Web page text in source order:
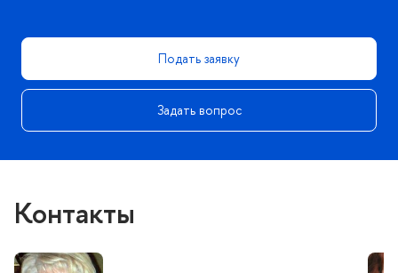
Подать заявку
Задать вопрос
Контакты